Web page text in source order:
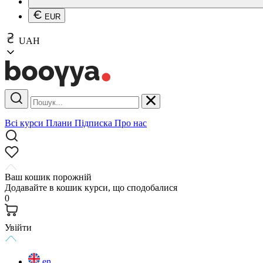
EUR
UAH
Всі курси Плани Підписка Про нас
Ваш кошик порожній
Додавайте в кошик курси, що сподобалися
0
Увійти